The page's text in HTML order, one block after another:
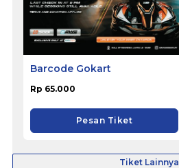
Barcode Gokart
Rp 65.000
Pesan Tiket
Tiket Lainnya